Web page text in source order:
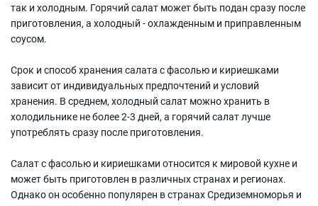
так и холодным. Горячий салат может быть подан сразу после
приготовления, а холодный - охлажденным и приправленным
соусом.
Срок и способ хранения салата с фасолью и кириешками
зависит от индивидуальных предпочтений и условий
хранения. В среднем, холодный салат можно хранить в
холодильнике не более 2-3 дней, а горячий салат лучше
употреблять сразу после приготовления.
Салат с фасолью и кириешками относится к мировой кухне и
может быть приготовлен в различных странах и регионах.
Однако он особенно популярен в странах Средиземноморья и